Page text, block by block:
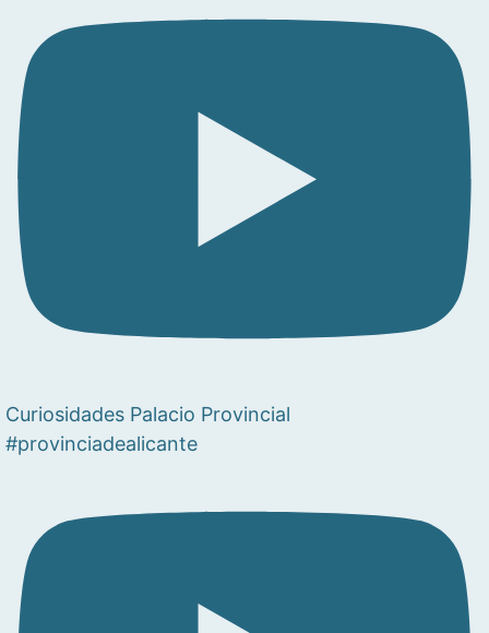
Curiosidades Palacio Provincial
#provinciadealicante